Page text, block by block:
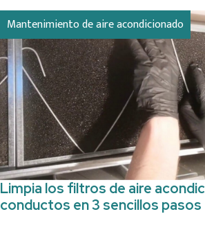
Mantenimiento de aire acondicionado
Limpia los filtros de aire
conductos en 3 sencillos pasos